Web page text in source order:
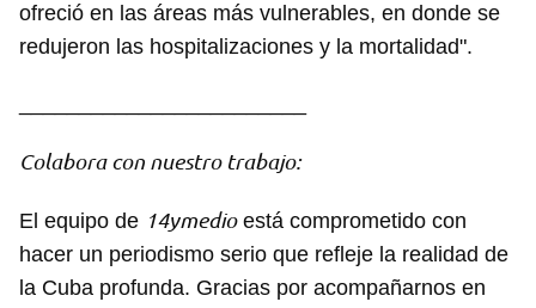
Para poder guardar como favorito, primero has de
ofreció en las áreas más vulnerables, en donde se
redujeron las hospitalizaciones y la mortalidad".
Colabora con nuestro trabajo:
El equipo de 14ymedioestá comprometido con
hacer un periodismo serio que refleje la realidad de
la Cuba profunda. Gracias por acompañarnos en